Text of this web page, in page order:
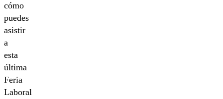
cómo
puedes
asistir
a
esta
última
Feria
Laboral